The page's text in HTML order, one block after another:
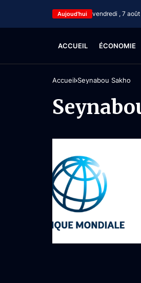
Aujoud'hui vendredi , 7
ACCUEIL ÉCONOMIE
Accueil Seynabou Sakho